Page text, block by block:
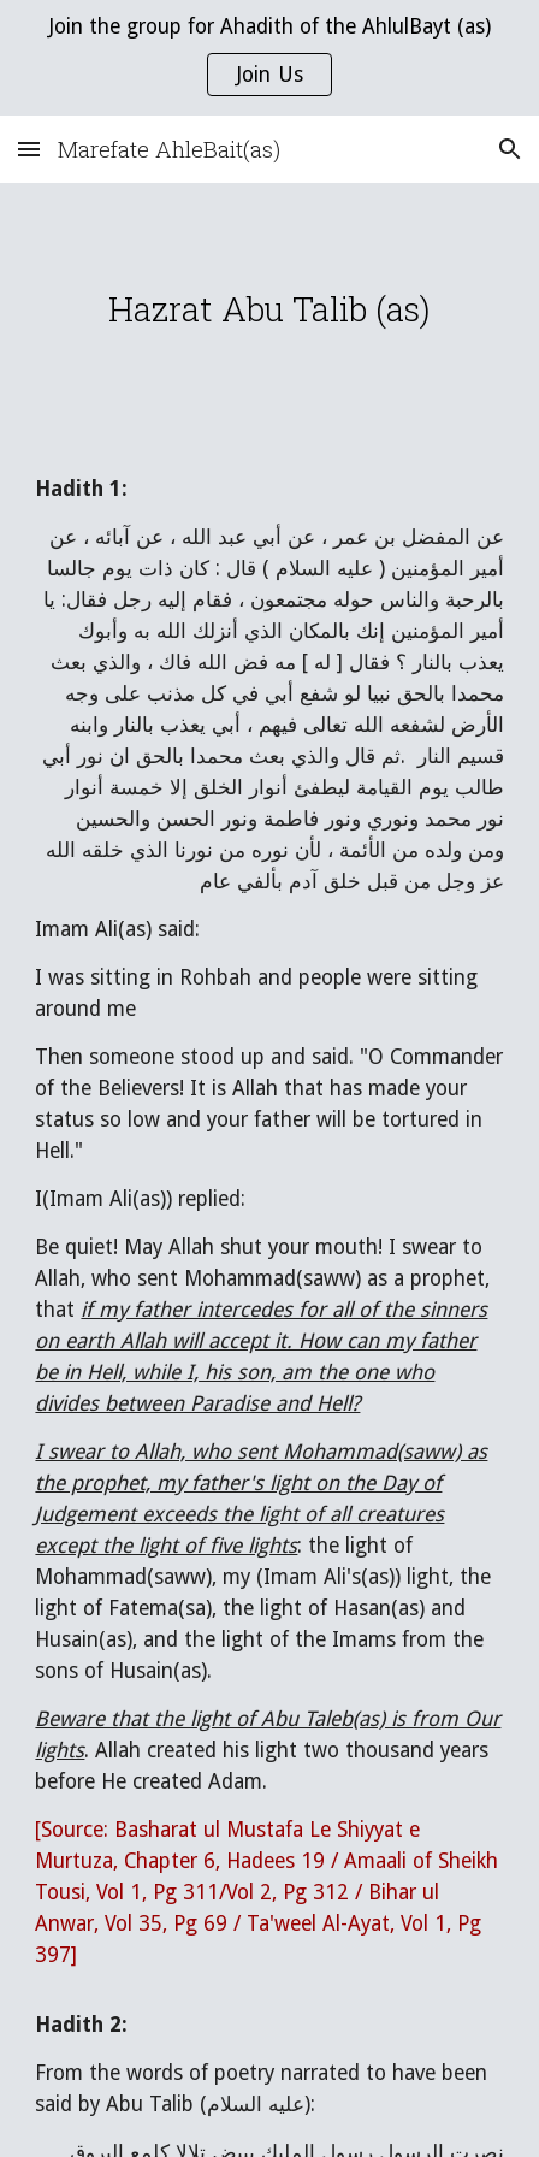
Skip to main content Skip to navigation
Join the group for Ahadith of the AhlulBayt (as)
Join Us
Marefate AhleBait(as)
Hazrat Abu Talib (as)
Hadith 1:
عن المفضل بن عمر ، عن أبي عبد الله ، عن آبائه ، عن
أمير المؤمنين ( عليه السلام ) قال : كان ذات يوم جالسا
بالرحبة والناس حوله مجتمعون ، فقام إليه رجل فقال: يا
أمير المؤمنين إنك بالمكان الذي أنزلك الله به وأبوك
يعذب بالنار ؟ فقال [ له ] مه فض الله فاك ، والذي بعث
محمدا بالحق نبيا لو شفع أبي في كل مذنب على وجه
الأرض لشفعه الله تعالى فيهم ، أبي يعذب بالنار وابنه
قسيم النار .ثم قال والذي بعث محمدا بالحق ان نور أبي
طالب يوم القيامة ليطفئ أنوار الخلق إلا خمسة أنوار
نور محمد ونوري ونور فاطمة ونور الحسن والحسين
ومن ولده من الأئمة ، لأن نوره من نورنا الذي خلقه الله
عز وجل من قبل خلق آدم بألفي عام
Imam Ali(as) said:
I was sitting in Rohbah and people were sitting
around me
Then someone stood up and said. "O Commander
of the Believers! It is Allah that has made your
status so low and your father will be tortured in
Hell."
I(Imam Ali(as)) replied:
Be quiet! May Allah shut your mouth! I swear to
Allah, who sent Mohammad(saww) as a prophet,
that if my father intercedes for all of the sinners
on earth Allah will accept it. How can my father
be in Hell, while I, his son, am the one who
divides between Paradise and Hell?
I swear to Allah, who sent Mohammad(saww) as
the prophet, my father's light on the Day of
Judgement exceeds the light of all creatures
except the light of five lights: the light of
Mohammad(saww), my (Imam Ali's(as)) light, the
light of Fatema(sa), the light of Hasan(as) and
Husain(as), and the light of the Imams from the
sons of Husain(as).
Beware that the light of Abu Taleb(as) is from Our
lights. Allah created his light two thousand years
before He created Adam.
[Source: Basharat ul Mustafa Le Shiyyat e
Murtuza, Chapter 6, Hadees 19 / Amaali of Sheikh
Tousi, Vol 1, Pg 311/Vol 2, Pg 312 / Bihar ul
Anwar, Vol 35, Pg 69 / Ta'weel Al-Ayat, Vol 1, Pg
397]
Hadith 2:
From the words of poetry narrated to have been
said by Abu Talib (عليه السلام):
نصرت الرسول رسول المليك ببيض تلالا كلمع البروق